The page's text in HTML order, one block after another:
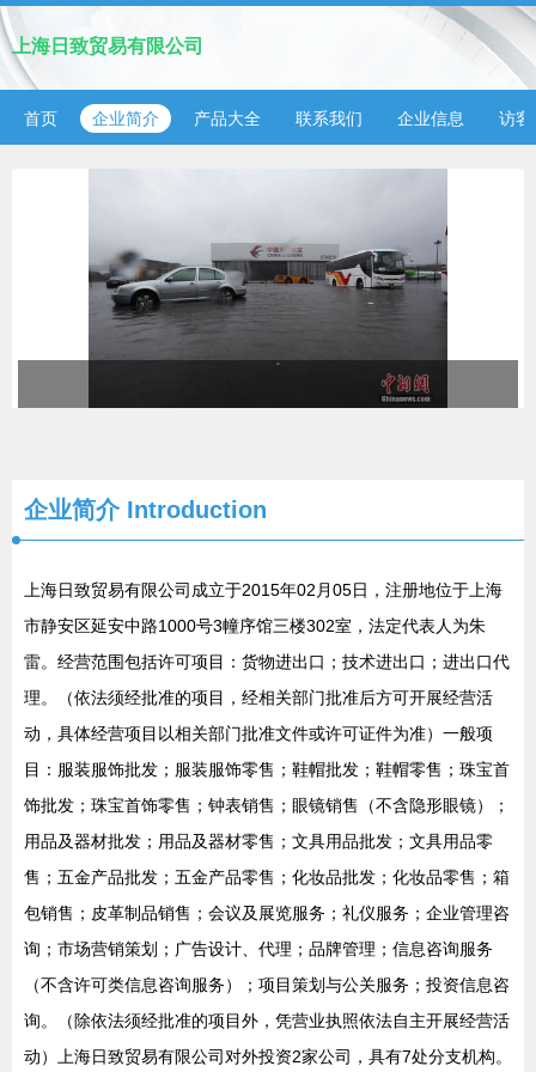
上海日致贸易有限公司
首页 企业简介 产品大全 联系我们 企业信息 访客
企业简介 Introduction
上海日致贸易有限公司成立于2015年02月05日，注册地位于上海
市静安区延安中路1000号3幢序馆三楼302室，法定代表人为朱
雷。经营范围包括许可项目：货物进出口；技术进出口；进出口代
理。（依法须经批准的项目，经相关部门批准后方可开展经营活
动，具体经营项目以相关部门批准文件或许可证件为准）一般项
目：服装服饰批发；服装服饰零售；鞋帽批发；鞋帽零售；珠宝首
饰批发；珠宝首饰零售；钟表销售；眼镜销售（不含隐形眼镜）；
用品及器材批发；用品及器材零售；文具用品批发；文具用品零
售；五金产品批发；五金产品零售；化妆品批发；化妆品零售；箱
包销售；皮革制品销售；会议及展览服务；礼仪服务；企业管理咨
询；市场营销策划；广告设计、代理；品牌管理；信息咨询服务
（不含许可类信息咨询服务）；项目策划与公关服务；投资信息咨
询。（除依法须经批准的项目外，凭营业执照依法自主开展经营活
动）上海日致贸易有限公司对外投资2家公司，具有7处分支机构。